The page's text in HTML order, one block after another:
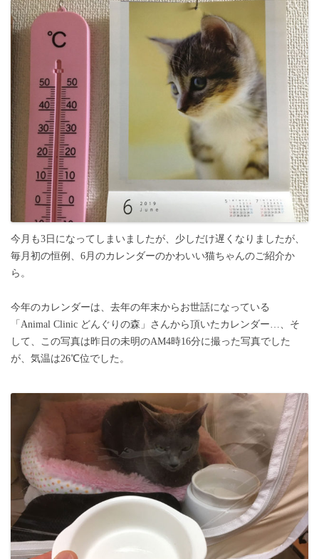
今月も3日になってしまいましたが、少しだけ遅くなりましたが、
毎月初の恒例、6月のカレンダーのかわいい猫ちゃんのご紹介か
ら。
今年のカレンダーは、去年の年末からお世話になっている
「Animal Clinic どんぐりの森」さんから頂いたカレンダー…、そ
して、この写真は昨日の未明のAM4時16分に撮った写真でした
が、気温は26℃位でした。